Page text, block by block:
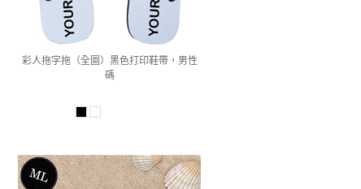
彩人拖字拖（全圖）黑色打印鞋帶，男性
碼